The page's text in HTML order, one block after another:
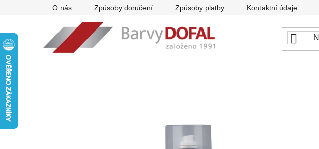
O nás Způsoby doručení Způsoby platby Kontaktní údaje